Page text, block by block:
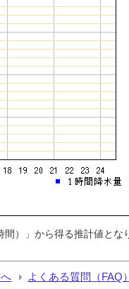
）」から得る推計値と
よくある質問（FAQ）